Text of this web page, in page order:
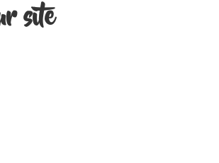
site